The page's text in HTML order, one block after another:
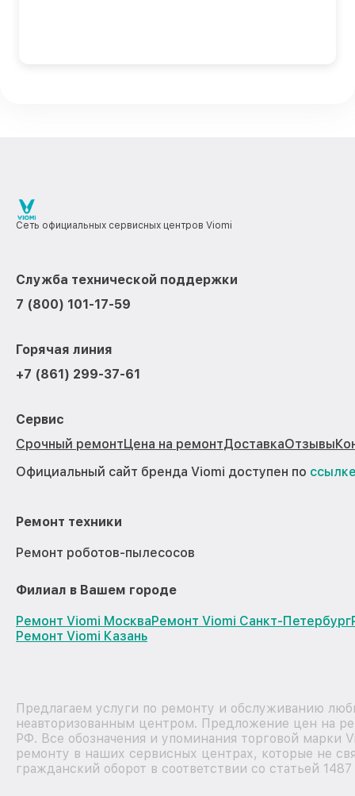
Сеть официальных сервисных центров Viomi
Служба технической поддержки
7 (800) 101-17-59
Горячая линия
+7 (861) 299-37-61
Сервис
Срочный ремонтЦена на ремонтДоставкаОтзывы
Официальный сайт бренда Viomi доступен по
Ремонт техники
Ремонт роботов-пылесосов
Филиал в Вашем городе
Ремонт Viomi МоскваРемонт Viomi Санкт-Петербург
Ремонт Viomi Казань
Предлагаем услуги по ремонту и обслуживанию
неавторизованным центром. Предложение цен на
РФ. Все обозначения и упоминания торговой марки
ремонту в наших сервисных центрах, которые не
гражданский оборот в соответствии со статьей